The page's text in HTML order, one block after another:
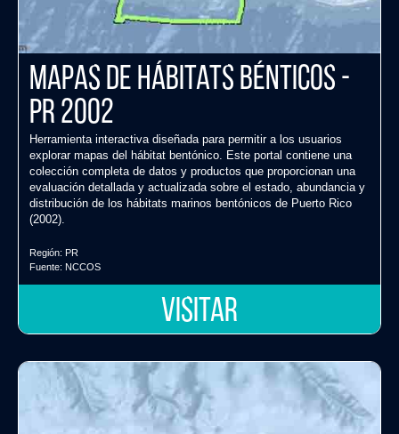
Mapas de Hábitats Bénticos -
PR 2002
Herramienta interactiva diseñada para permitir a los usuarios
explorar mapas del hábitat bentónico. Este portal contiene una
colección completa de datos y productos que proporcionan una
evaluación detallada y actualizada sobre el estado, abundancia y
distribución de los hábitats marinos bentónicos de Puerto Rico
(2002).
Región: PR
Fuente: NCCOS
VISITAR